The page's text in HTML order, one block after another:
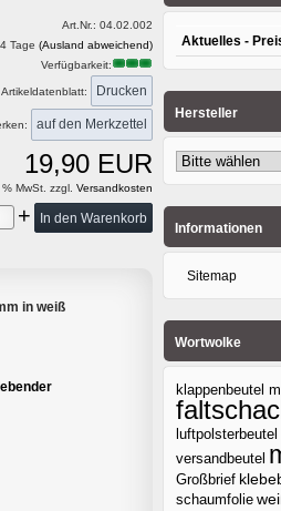
Art.Nr.: 04.02.002
Tage (Ausland abweichend)
Verfügbarkeit:
Artikeldatenblatt: Drucken
19,90 EUR
MwSt. zzgl. Versandkosten
+
in weiß
Aktuelles -
Hersteller
Informationen
Sitemap
Wortwolke
klappenbeutel
versandbeutel
Großbrief
schaumfolie